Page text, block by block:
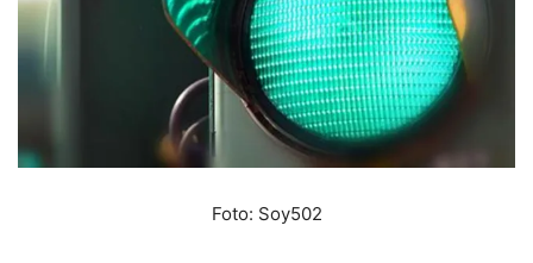
Foto: Soy502